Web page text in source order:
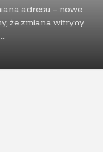
adresu – nowe
że zmiana witryny